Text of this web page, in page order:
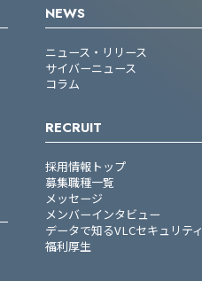
NEWS
ニュース・リリース
サイバーニュース
コラム
RECRUIT
採用情報トップ
募集職種一覧
メッセージ
メンバーインタビュー
データで知るVLCセキュリティ
福利厚生